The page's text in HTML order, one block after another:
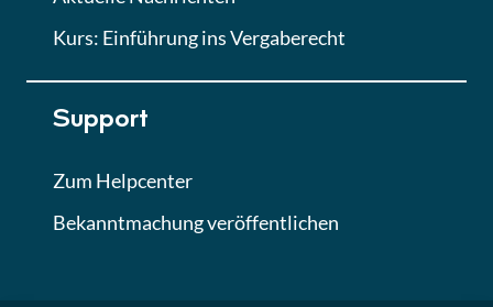
Kurs: Einführung ins Vergaberecht
Support
Zum Helpcenter
Bekanntmachung veröffentlichen